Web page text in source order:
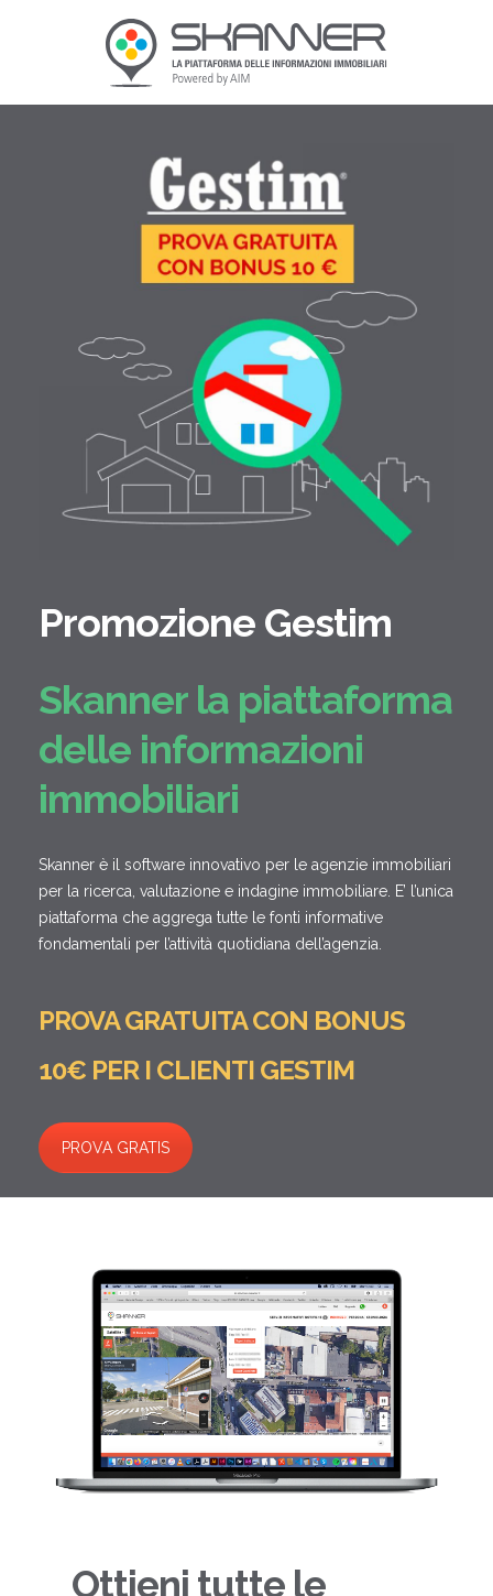
Promozione Gestim
Skanner la piattaforma
delle informazioni
immobiliari
Skanner è il software innovativo per le agenzie immobiliari
per la ricerca, valutazione e indagine immobiliare. E’ l’unica
piattaforma che aggrega tutte le fonti informative
fondamentali per l’attività quotidiana dell’agenzia.
PROVA GRATUITA CON BONUS
10€ PER I CLIENTI GESTIM
PROVA GRATIS
Ottieni tutte le